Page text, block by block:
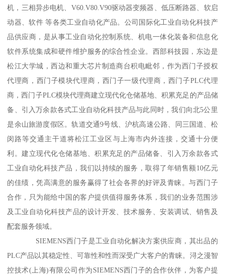
机，三相异步电机、V60.V80.V90驱动器变频器、低压断路器、软启
动器、软件 等各类工业自动化产品。公司国际化工业自动化科技产
品供应商，是从事工业自动化控制系统、机电一体化装备和信息化
软件系统集成和硬件维护服务的综合性企业。西部科技园，东边是
松江大学城，西边和重大芯片制造商台积电毗邻，作为西门子授权
代理商，西门子模块代理商，西门子一级代理商，西门子PLC代理
商，西门子PLC模块代理商建立现代化仓储基地、积累充足的产品储
备、引入万余款各式工业自动化科技产品与此同时，我们向北5公里
是余山旅游度假区。轨道交通9号线、沪杭高速公路、同三国道、松
闵路等交通主干道将松江工业区与上海市内外连接，交通十分便
利。建立现代化仓储基地、积累充足的产品储备、引入万余款各式
工业自动化科技产品，我们以持续的服务，取得了年销售额10亿元
的佳绩，凭高满意的服务赢得了社会各界的好评及青睐。与西门子
合作，只为能给中国的客户提供值得服务体系，我们的业务范围涉
及工业自动化科技产品的设计开发、技术服务、安装调试、销售及
配套服务领域。
SIEMENS西门子是工业自动化解决方案供应商，其出品的
PLC产品以其稳定性、可靠性和性而深受广大客户的青睐。浔之漫智
控技术(上海)有限公司作为SIEMENS西门子的合作伙伴，为客户提